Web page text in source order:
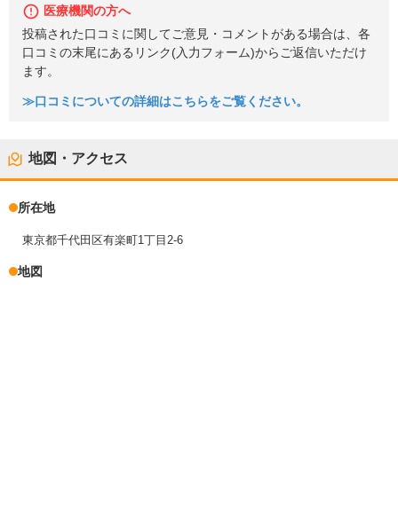
医療機関の方へ
投稿された口コミに関してご意見・コメントがある場合は、各
口コミの末尾にあるリンク(入力フォーム)からご返信いただけ
ます。
≫口コミについての詳細はこちらをご覧ください。
地図・アクセス
所在地
東京都千代田区有楽町1丁目2-6
地図